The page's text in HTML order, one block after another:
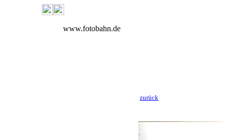
www.fotobahn.de
zurück